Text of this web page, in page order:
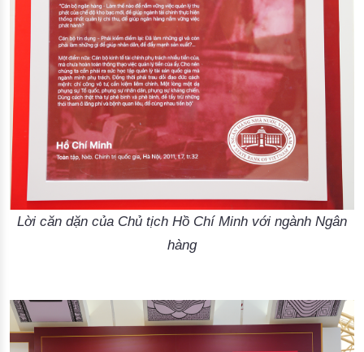
Lời căn dặn của Chủ tịch Hồ Chí Minh với ngành Ngân
hàng